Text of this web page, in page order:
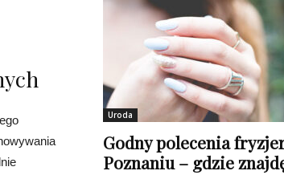
Uroda
Godny polecenia
Poznaniu – gdzie